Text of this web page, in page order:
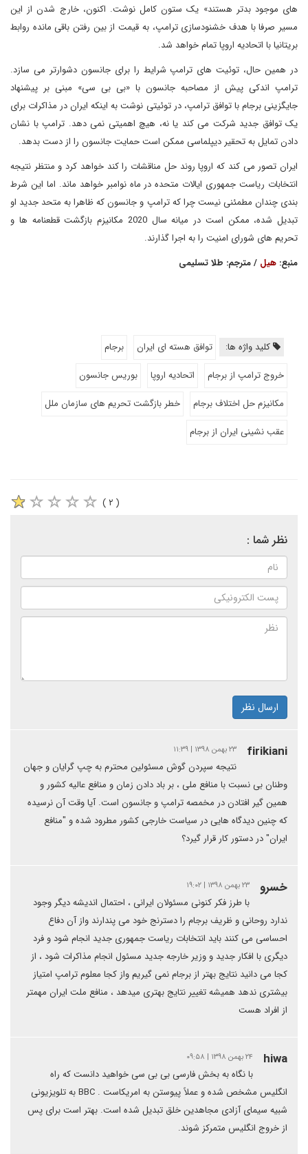
های موجود بدتر هستند» یک ستون کامل نوشت. اکنون، خارج شدن از این
مسیر صرفا با هدف خشنودسازی ترامپ، به قیمت از بین رفتن باقی مانده روابط
بریتانیا با اتحادیه اروپا تمام خواهد شد.
در همین حال، توئیت های ترامپ شرایط را برای جانسون دشوارتر می سازد.
ترامپ اندکی پیش از مصاحبه جانسون با «بی بی سی» مبنی بر پیشنهاد
جایگزینی برجام با توافق ترامپ، در توئیتی نوشت به اینکه ایران در مذاکرات برای
یک توافق جدید شرکت می کند یا نه، هیچ اهمیتی نمی دهد. ترامپ با نشان
دادن تمایل به تحقیر دیپلماسی ممکن است حمایت جانسون را از دست بدهد.
ایران تصور می کند که اروپا روند حل مناقشات را کند خواهد کرد و منتظر نتیجه
انتخابات ریاست جمهوری ایالات متحده در ماه نوامبر خواهد ماند. اما این شرط
بندی چندان مطمئنی نیست چرا که ترامپ و جانسون که ظاهرا به متحد جدید او
تبدیل شده، ممکن است در میانه سال 2020 مکانیزم بازگشت قطعنامه ها و
تحریم های شورای امنیت را به اجرا گذارند.
منبع: هیل / مترجم: طلا تسلیمی
کلید واژه ها: توافق هسته ای ایران
برجام
خروج ترامپ از برجام
اتحادیه اروپا
بوریس جانسون
مکانیزم حل اختلاف برجام
خطر بازگشت تحریم های سازمان ملل
عقب نشینی ایران از برجام
( ۲ )
نظر شما :
ارسال نظر
firikiani ۲۳ بهمن ۱۳۹۸ | ۱۱:۳۹
نتیجه سپردن گوش مسئولین محترم به چپ گرایان و جهان
وطنان بی نسبت با منافع ملی ، بر باد دادن زمان و منافع عالیه کشور و
همین گیر افتادن در مخمصه ترامپ و جانسون است. آیا وقت آن نرسیده
که چنین دیدگاه هایی در سیاست خارجی کشور مطرود شده و "منافع
ایران" در دستور کار قرار گیرد؟
خسرو ۲۳ بهمن ۱۳۹۸ | ۱۹:۰۲
با طرز فکر کنونی مسئولان ایرانی ، احتمال اندیشه دیگر وجود
ندارد روحانی و ظریف برجام را دسترنج خود می پندارند واز آن دفاع
احساسی می کنند باید انتخابات ریاست جمهوری جدید انجام شود و فرد
دیگری با افکار جدید و وزیر خارجه جدید مسئول انجام مذاکرات شود ، از
کجا می دانید نتایج بهتر از برجام نمی گیریم واز کجا معلوم ترامپ امتیاز
بیشتری ندهد همیشه تغییر نتایج بهتری میدهد ، منافع ملت ایران مهمتر
از افراد هست
hiwa ۲۴ بهمن ۱۳۹۸ | ۰۹:۵۸
با نگاه به بخش فارسی بی بی سی خواهید دانست که راه
انگلیس مشخص شده و عملاً پیوستن به امریکاست . BBC به تلویزیونی
شبیه سیمای آزادی مجاهدین خلق تبدیل شده است. بهتر است برای پس
از خروج انگلیس متمرکز شوند.